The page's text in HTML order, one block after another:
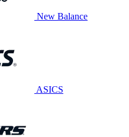
New Balance
ASICS